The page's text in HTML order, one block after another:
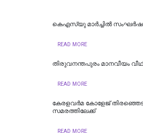
കെഎസ്‌യു മാർച്ചിൽ സംഘർഷം;
READ MORE
തിരുവനന്തപുരം മാനവീയം
READ MORE
കേരളവർമ കോളേജ്
സമരത്തിലേക്ക്
READ MORE